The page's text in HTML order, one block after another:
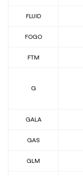
FLUID
FOGO
FTM
G
GALA
GAS
GLM